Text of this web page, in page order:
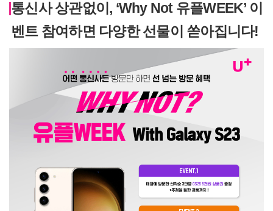
통신사 상관없이, ‘Why Not 유플WEEK’ 이
벤트 참여하면 다양한 선물이 쏟아집니다!